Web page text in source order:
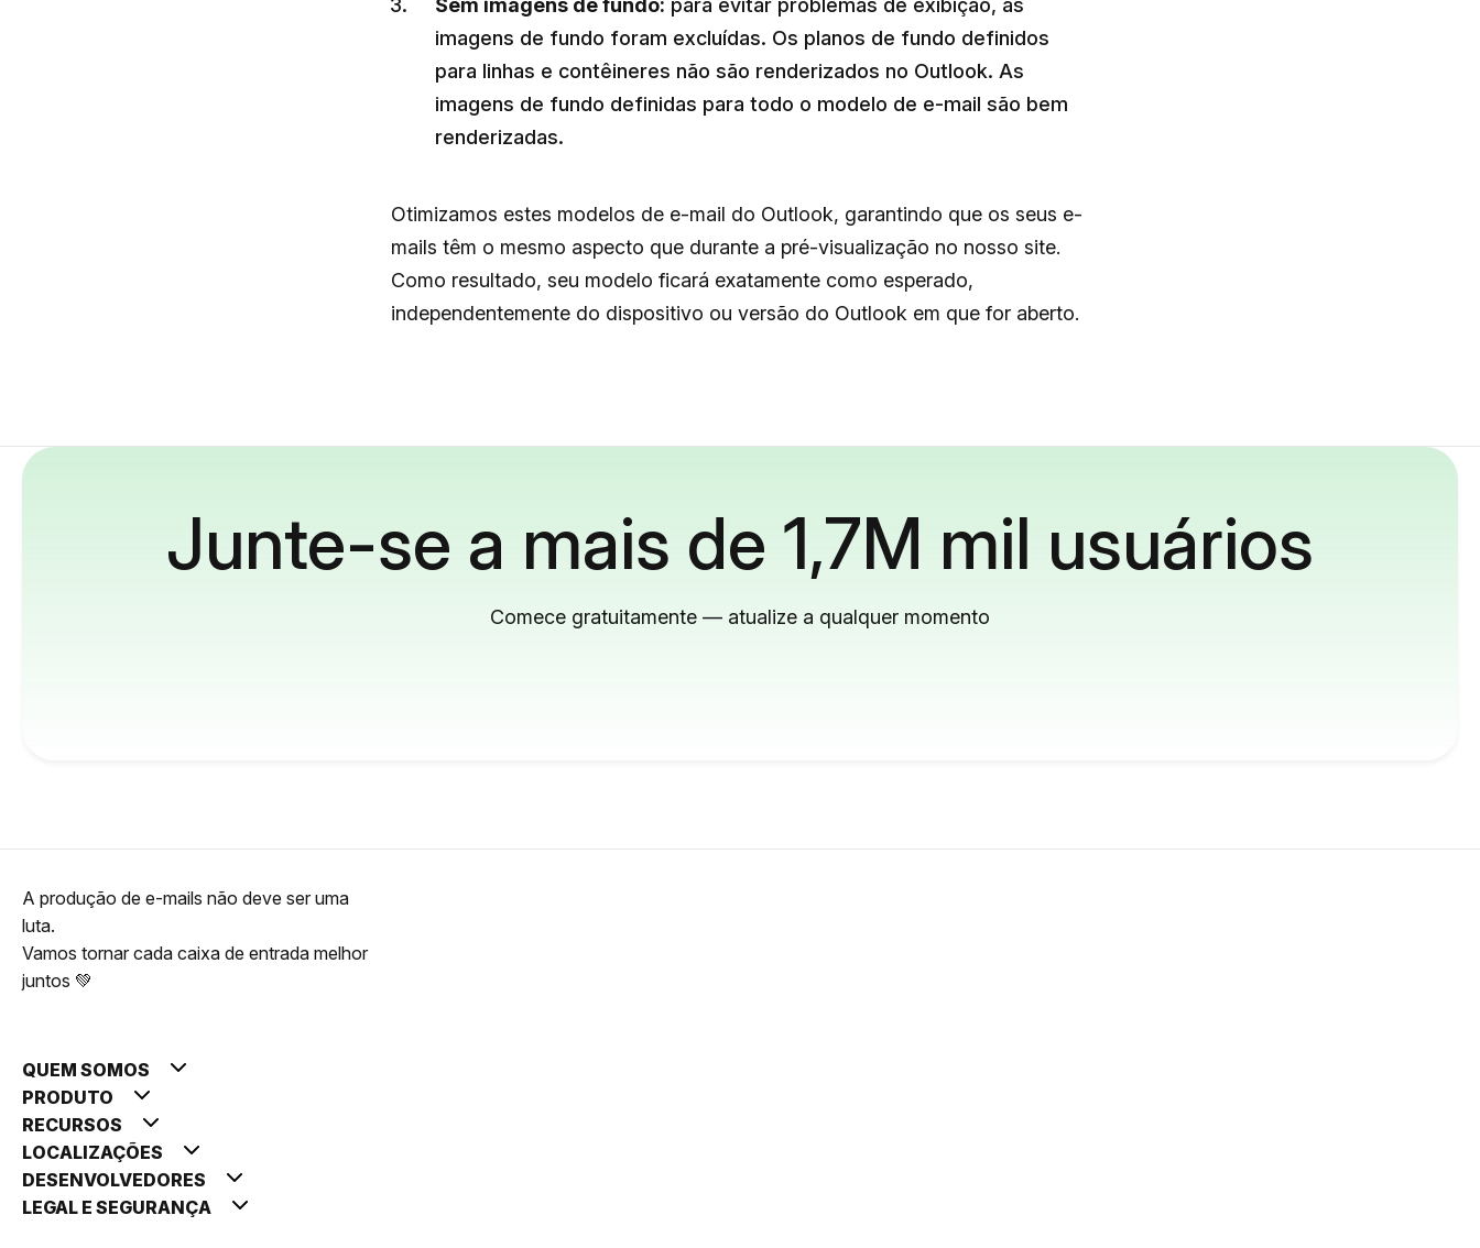
Sem imagens de fundo: para evitar problemas de exibição, as
imagens de fundo foram excluídas. Os planos de fundo definidos
para linhas e contêineres não são renderizados no Outlook. As
imagens de fundo definidas para todo o modelo de e-mail são bem
renderizadas.
Otimizamos estes modelos de e-mail do Outlook, garantindo que os seus e-
mails têm o mesmo aspecto que durante a pré-visualização no nosso site.
Como resultado, seu modelo ficará exatamente como esperado,
independentemente do dispositivo ou versão do Outlook em que for aberto.
Junte-se a mais de 1,7M mil usuários
Comece gratuitamente — atualize a qualquer momento
A produção de e-mails não deve ser uma
luta.
Vamos tornar cada caixa de entrada melhor
juntos 💚
QUEM SOMOS
PRODUTO
RECURSOS
LOCALIZAÇÕES
DESENVOLVEDORES
LEGAL E SEGURANÇA